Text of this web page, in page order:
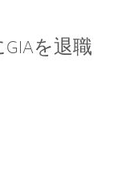
を退職